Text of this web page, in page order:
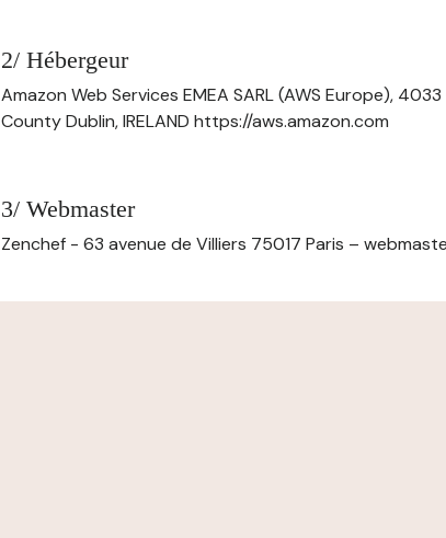
2/ Hébergeur
Amazon Web Services EMEA SARL (AWS Europe),
County Dublin, IRELAND https://aws.amazon.com
3/ Webmaster
Zenchef - 63 avenue de Villiers 75017 Paris –